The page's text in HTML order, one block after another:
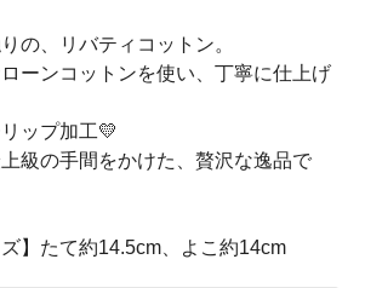
の、リバティコットン。
ーンコットンを使い、丁寧に仕上げ
ップ加工💛
級の手間をかけた、贅沢な逸品で
ズ】たて約14.5cm、よこ約14cm